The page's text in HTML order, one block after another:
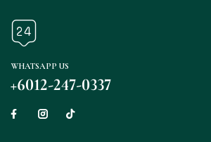
WHATSAPP US
+6012-247-0337